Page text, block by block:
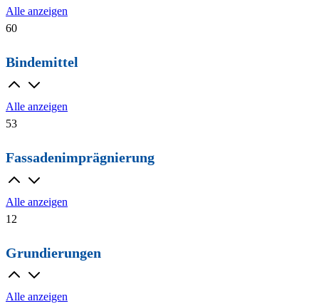
Alle anzeigen
60
Bindemittel
Alle anzeigen
53
Fassadenimprägnierung
Alle anzeigen
12
Grundierungen
Alle anzeigen